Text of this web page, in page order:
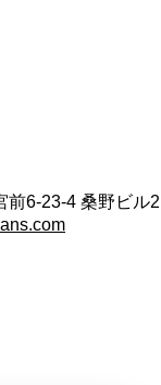
前6-23-4 桑野ビル2